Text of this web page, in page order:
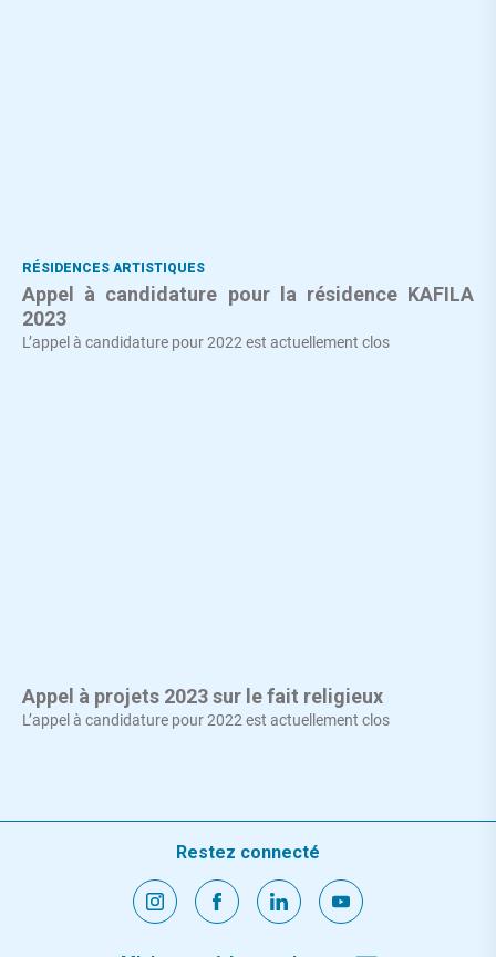
RÉSIDENCES ARTISTIQUES
Appel à candidature pour la résidence KAFILA
2023
L’appel à candidature pour 2022 est actuellement clos
Appel à projets 2023 sur le fait religieux
L’appel à candidature pour 2022 est actuellement clos
Restez connecté